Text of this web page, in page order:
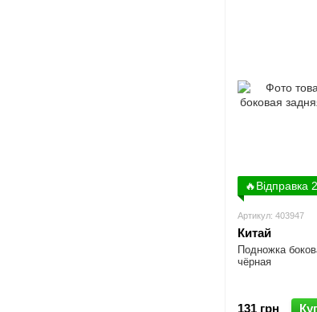
🔥Відправка
Артикул: 403947
Китай
Подножка
чёрная
131 грн